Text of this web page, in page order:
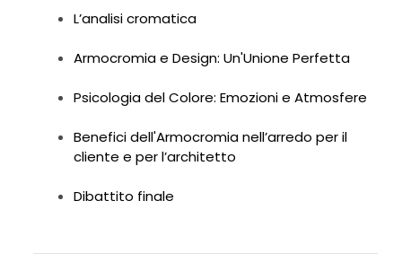
L’analisi cromatica
Armocromia e Design: Un'Unione Perfetta
Psicologia del Colore: Emozioni e Atmosfere
Benefici dell'Armocromia nell’arredo per il
cliente e per l’architetto
Dibattito finale